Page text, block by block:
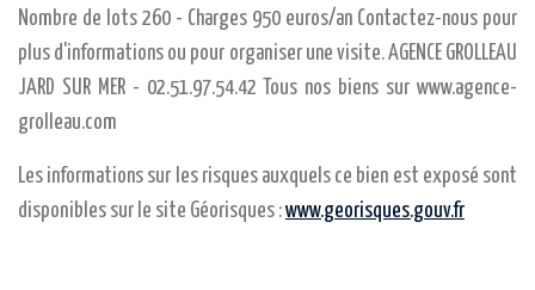
Nombre de lots 260 - Charges 950 euros/an Contactez-nous pour
plus d'informations ou pour organiser une visite. AGENCE GROLLEAU
JARD SUR MER - 02.51.97.54.42 Tous nos biens sur www.agence-
grolleau.com
Les informations sur les risques auxquels ce bien est exposé sont
disponibles sur le site Géorisques :www.georisques.gouv.fr